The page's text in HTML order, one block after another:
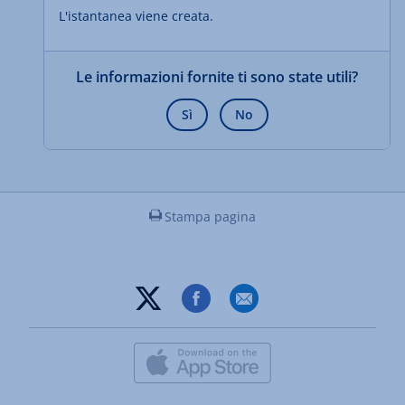
L'istantanea viene creata.
Le informazioni fornite ti sono state utili?
Sì No
Stampa pagina